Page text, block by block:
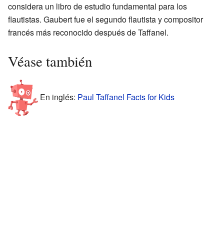
considera un libro de estudio fundamental para los
flautistas. Gaubert fue el segundo flautista y compositor
francés más reconocido después de Taffanel.
Véase también
En inglés: Paul Taffanel Facts for Kids